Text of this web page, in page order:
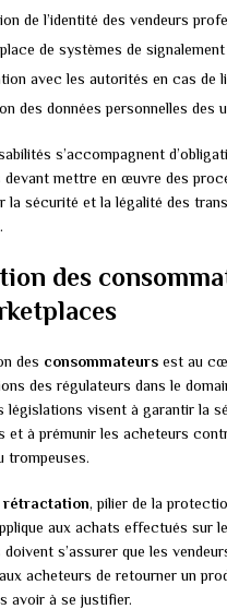
de l’identité des vendeurs
de systèmes de
avec les autorités en cas de
des données personnelles des
s’accompagnent
mettre en œuvre des
la sécurité et la légalité des
des
des consommateurs est au
des régulateurs dans le
législations visent à garantir la
et à prémunir les acheteurs
trompeuses.
rétractation, pilier de la
aux achats effectués sur
s’assurer que les
acheteurs de retourner un
avoir à se justifier.